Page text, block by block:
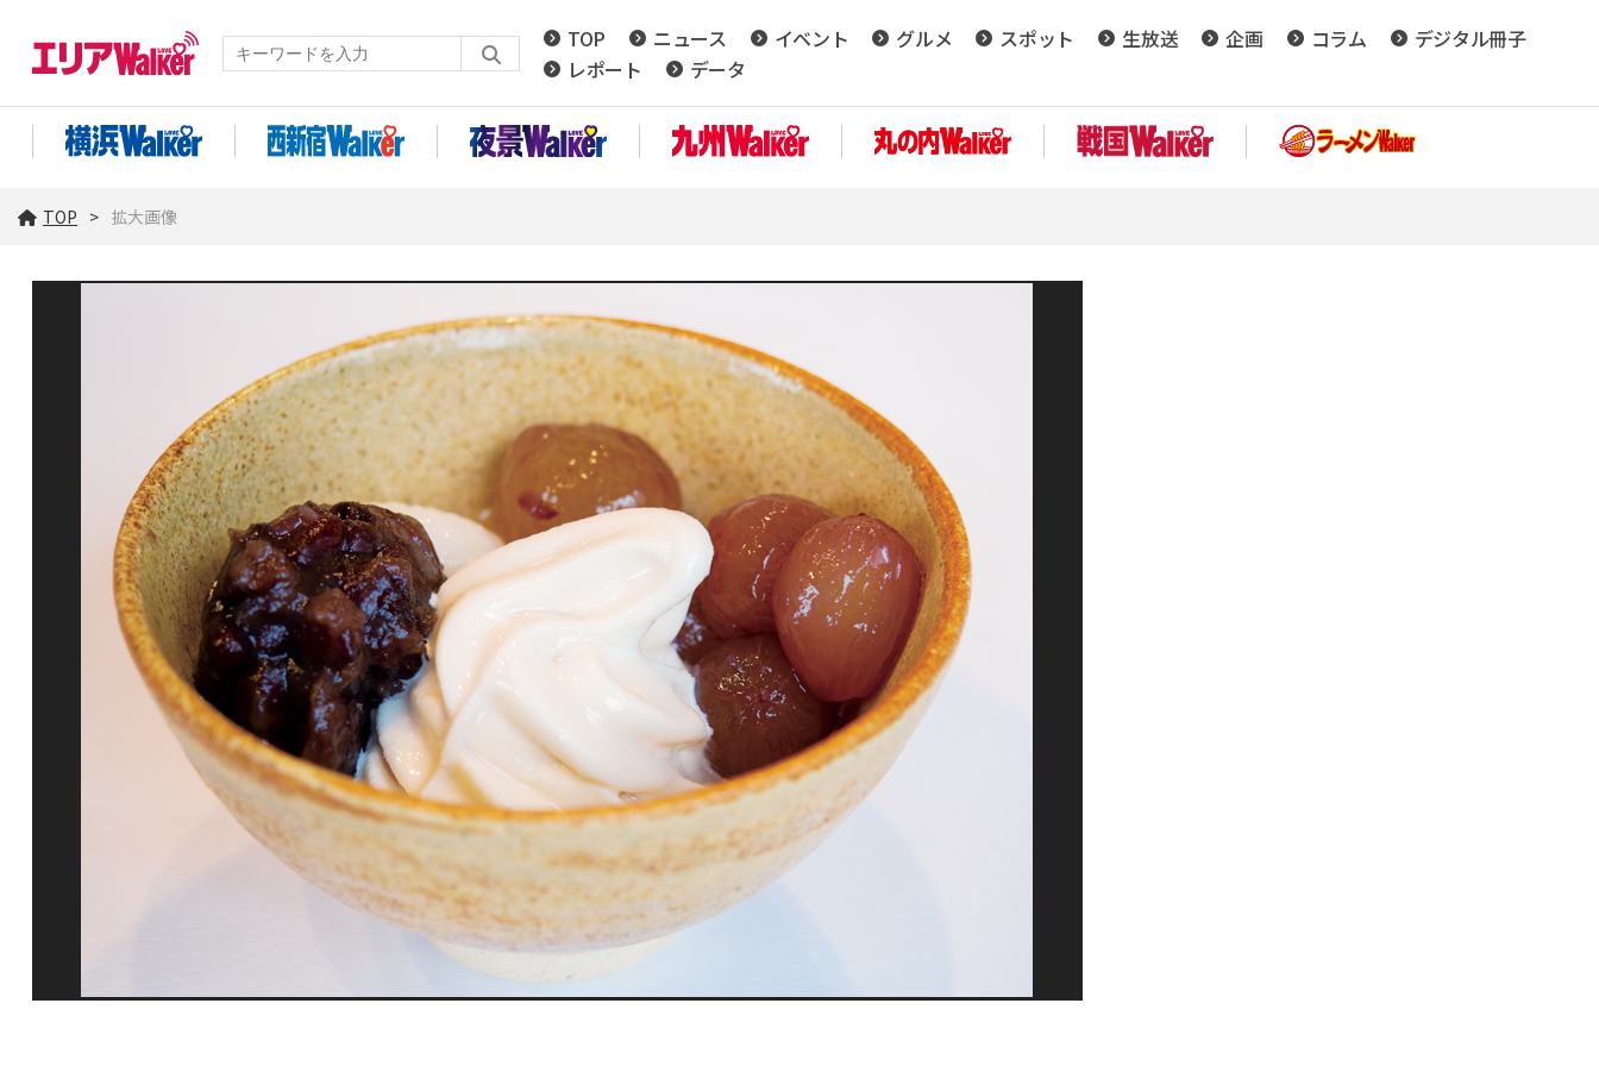
TOP ニュース イベント グルメ スポット 生放送 企画 コラム
デジタル冊子
レポート
データ
TOP 拡大画像